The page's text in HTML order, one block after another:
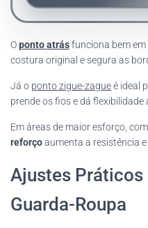
Oponto atrásfunciona bem
costura original e segura as
Já o ponto zigue-zagueé ideal
prende os fios e dá flexibilidade
Em áreas de maior esforço,
reforçoaumenta a resistência
Ajustes Práticos
Guarda-Roupa